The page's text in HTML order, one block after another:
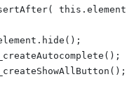
this.element